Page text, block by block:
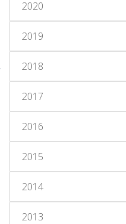
2020
2019
2018
2017
2016
2015
2014
2013